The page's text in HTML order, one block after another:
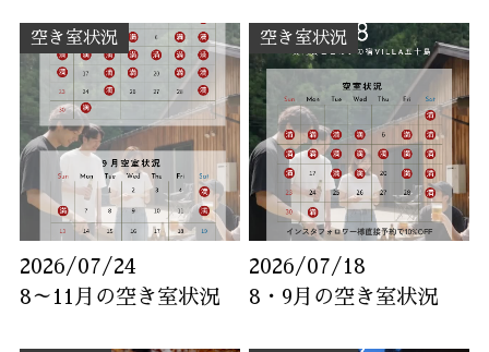
2026/07/24
空き室状況
8～11月の空き室状況
2026/07/18
空き室状況
8・9月の空き室状況